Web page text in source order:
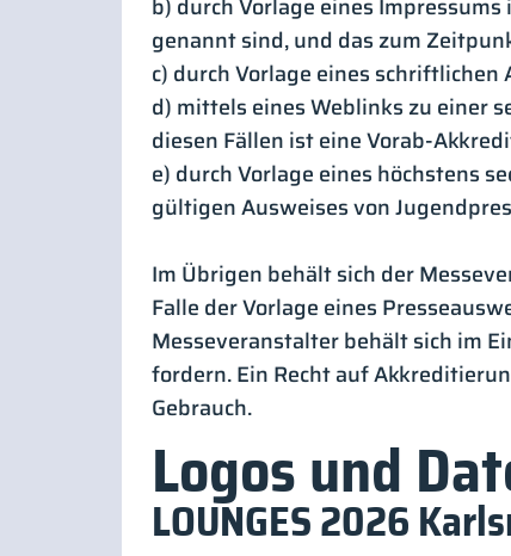
b) durch Vorlage eines
genannt sind, und das zum
c) durch Vorlage eines
d) mittels eines Weblinks zu einer
diesen Fällen ist eine Vorab-
e) durch Vorlage eines höchstens
gültigen Ausweises von
Im Übrigen behält sich der
Falle der Vorlage eines
Messeveranstalter behält sich im
fordern. Ein Recht auf
Gebrauch.
Logos und
LOUNGES 2026